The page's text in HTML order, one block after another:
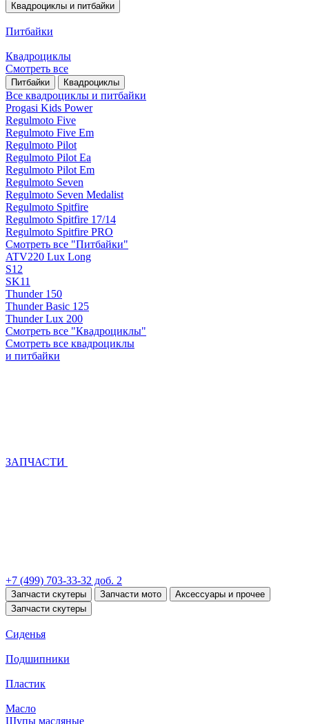
Квадроциклы и питбайки
Питбайки
Квадроциклы
Смотреть все
Питбайки Квадроциклы
Все квадроциклы и питбайки
Progasi Kids Power
Regulmoto Five
Regulmoto Five Em
Regulmoto Pilot
Regulmoto Pilot Ea
Regulmoto Pilot Em
Regulmoto Seven
Regulmoto Seven Medalist
Regulmoto Spitfire
Regulmoto Spitfire 17/14
Regulmoto Spitfire PRO
Смотреть все "Питбайки"
ATV220 Lux Long
S12
SK11
Thunder 150
Thunder Basic 125
Thunder Lux 200
Смотреть все "Квадроциклы"
Смотреть все квадроциклы
и питбайки
ЗАПЧАСТИ
+7 (499) 703-33-32 доб. 2
Запчасти скутеры Запчасти мото
Аксессуары и прочее
Запчасти скутеры
Сиденья
Подшипники
Пластик
Масло
Щупы масляные